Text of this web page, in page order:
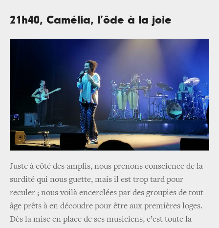
21h40, Camélia, l’ôde à la joie
Juste à côté des amplis, nous prenons conscience de la
surdité qui nous guette, mais il est trop tard pour
reculer ; nous voilà encerclées par des groupies de tout
âge prêts à en découdre pour être aux premières loges.
Dès la mise en place de ses musiciens, c’est toute la